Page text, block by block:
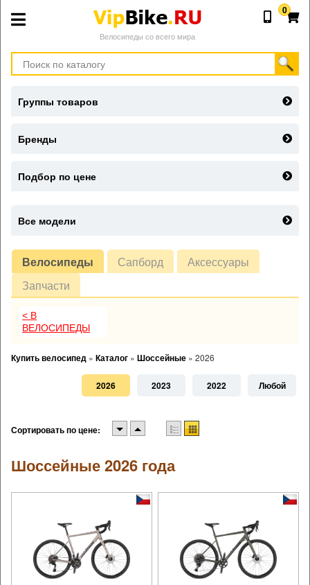
Велосипеды со всего мира
0
Велосипеды Сапборд
Аксессуары
Запчасти
< В
ВЕЛОСИПЕДЫ
Купить велосипед » Каталог » Шоссейные » 2026
2026 2023 2022 Любой
Сортировать по цене:
Шоссейные 2026 года
Группы товаров
Бренды
Подбор по цене
Все модели